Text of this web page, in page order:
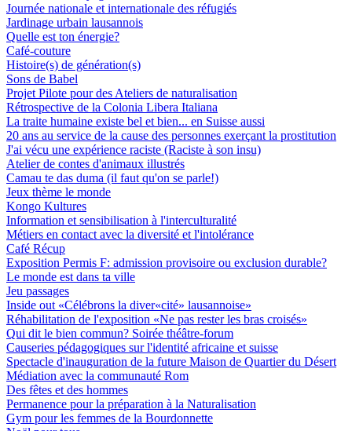
Journée nationale et internationale des réfugiés
Jardinage urbain lausannois
Quelle est ton énergie?
Café-couture
Histoire(s) de génération(s)
Sons de Babel
Projet Pilote pour des Ateliers de naturalisation
Rétrospective de la Colonia Libera Italiana
La traite humaine existe bel et bien... en Suisse aussi
20 ans au service de la cause des personnes exerçant la prostitution
J'ai vécu une expérience raciste (Raciste à son insu)
Atelier de contes d'animaux illustrés
Camau te das duma (il faut qu'on se parle!)
Jeux thème le monde
Kongo Kultures
Information et sensibilisation à l'interculturalité
Métiers en contact avec la diversité et l'intolérance
Café Récup
Exposition Permis F: admission provisoire ou exclusion durable?
Le monde est dans ta ville
Jeu passages
Inside out «Célébrons la diver«cité» lausannoise»
Réhabilitation de l'exposition «Ne pas rester les bras croisés»
Qui dit le bien commun? Soirée théâtre-forum
Causeries pédagogiques sur l'identité africaine et suisse
Spectacle d'inauguration de la future Maison de Quartier du Désert
Médiation avec la communauté Rom
Des fêtes et des hommes
Permanence pour la préparation à la Naturalisation
Gym pour les femmes de la Bourdonnette